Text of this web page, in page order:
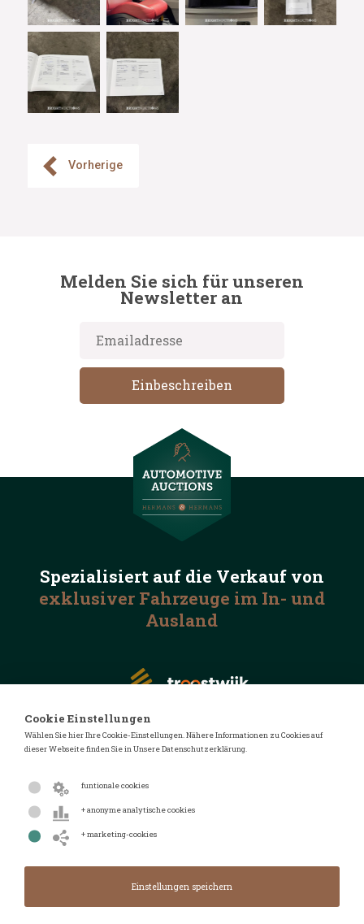
Vorherige
Melden Sie sich für unseren
Newsletter an
Spezialisiert auf die Verkauf von
exklusiver Fahrzeuge im In- und
Ausland
© 2026 Automotive Auctions
Cookie Einstellungen
Wählen Sie hier Ihre Cookie-Einstellungen. Nähere Informationen zu Cookies auf
dieser Webseite finden Sie in Unsere Datenschutzerklärung.
funtionale cookies
+ anonyme analytische cookies
+ marketing-cookies